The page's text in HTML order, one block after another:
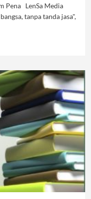
Pena LenSa Media
tanpa tanda jasa",